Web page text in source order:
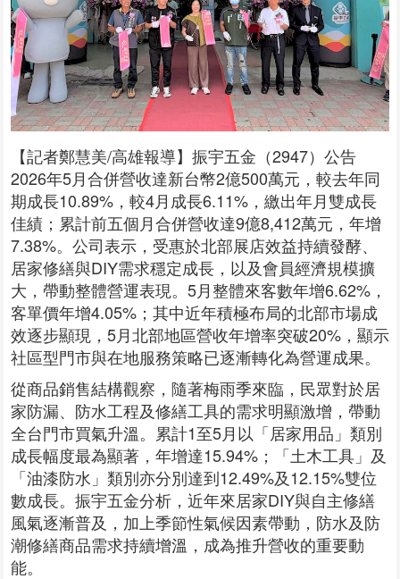
【記者鄭慧美/高雄報導】振宇五金（2947）公告
2026年5月合併營收達新台幣2億500萬元，較去年同
期成長10.89%，較4月成長6.11%，繳出年月雙成長
佳績；累計前五個月合併營收達9億8,412萬元，年增
7.38%。公司表示，受惠於北部展店效益持續發酵、
居家修繕與DIY需求穩定成長，以及會員經濟規模擴
大，帶動整體營運表現。5月整體來客數年增6.62%，
客單價年增4.05%；其中近年積極布局的北部市場成
效逐步顯現，5月北部地區營收年增率突破20%，顯示
社區型門市與在地服務策略已逐漸轉化為營運成果。
從商品銷售結構觀察，隨著梅雨季來臨，民眾對於居
家防漏、防水工程及修繕工具的需求明顯激增，帶動
全台門市買氣升溫。累計1至5月以「居家用品」類別
成長幅度最為顯著，年增達15.94%；「土木工具」及
「油漆防水」類別亦分別達到12.49%及12.15%雙位
數成長。振宇五金分析，近年來居家DIY與自主修繕
風氣逐漸普及，加上季節性氣候因素帶動，防水及防
潮修繕商品需求持續增溫，成為推升營收的重要動
能。